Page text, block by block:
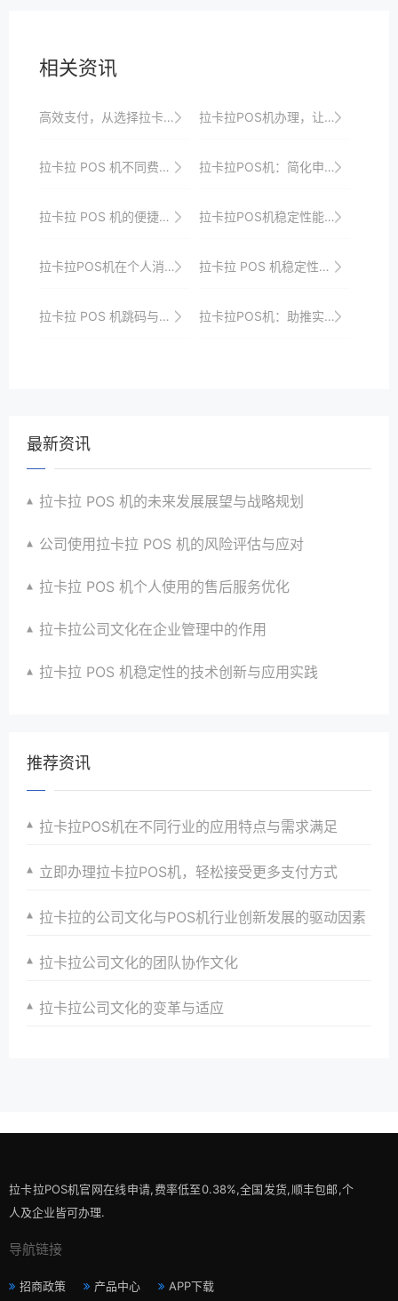
相关资讯
高效支付，从选择拉卡拉POS机开始 拉卡拉POS机办理，让您的店铺更具现代化感
拉卡拉 POS 机不同费率模式对比 拉卡拉POS机：简化申请流程，提升支付体验
拉卡拉 POS 机的便捷操作优势 拉卡拉POS机稳定性能的案例分享
拉卡拉POS机在个人消费中的便捷性体验 拉卡拉 POS 机稳定性的软件与硬件保障
拉卡拉 POS 机跳码与行业规范 拉卡拉POS机：助推实体经济与互联网的深度融合
最新资讯
拉卡拉 POS 机的未来发展展望与战略规划
公司使用拉卡拉 POS 机的风险评估与应对
拉卡拉 POS 机个人使用的售后服务优化
拉卡拉公司文化在企业管理中的作用
拉卡拉 POS 机稳定性的技术创新与应用实践
推荐资讯
拉卡拉POS机在不同行业的应用特点与需求满足
立即办理拉卡拉POS机，轻松接受更多支付方式
拉卡拉的公司文化与POS机行业创新发展的驱动因素
拉卡拉公司文化的团队协作文化
拉卡拉公司文化的变革与适应
拉卡拉POS机官网在线申请,费率低至0.38%,全国发货,顺丰包邮,个
人及企业皆可办理.
导航链接
招商政策 产品中心 APP下载